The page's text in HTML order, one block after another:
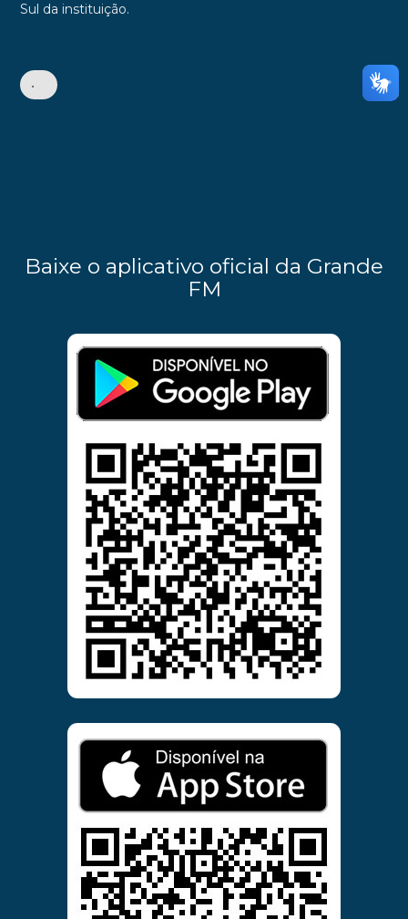
Sul da instituição.
•
Baixe o aplicativo oficial da Grande
FM